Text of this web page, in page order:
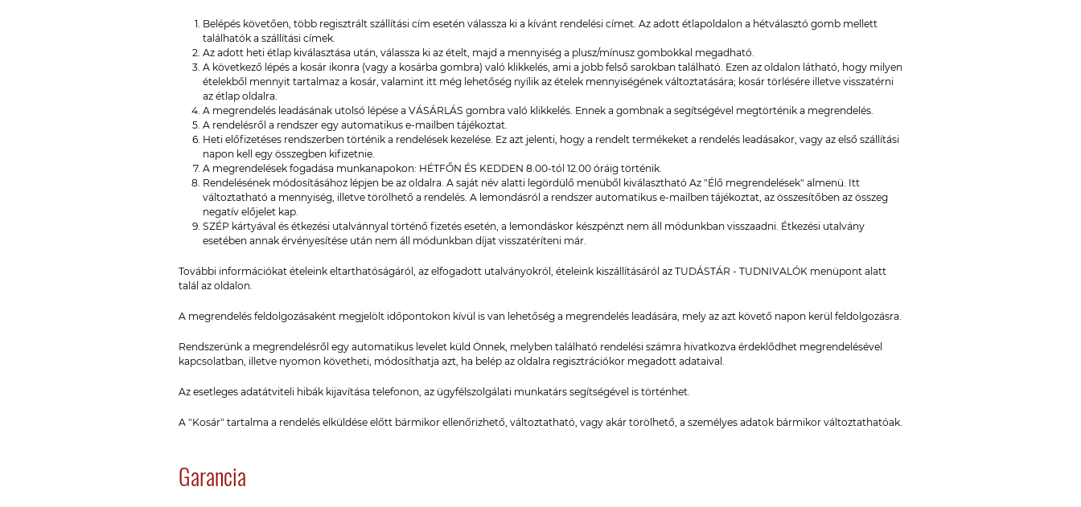
Belépés követően, több regisztrált szállítási cím esetén válassza ki a kívánt rendelési címet. Az adott étlapoldalon a hétválasztó gomb mellett
találhatók a szállítási címek.
Az adott heti étlap kiválasztása után, válassza ki az ételt, majd a mennyiség a plusz/mínusz gombokkal megadható.
A következő lépés a kosár ikonra (vagy a kosárba gombra) való klikkelés, ami a jobb felső sarokban található. Ezen az oldalon látható, hogy milyen
ételekből mennyit tartalmaz a kosár, valamint itt még lehetőség nyílik az ételek mennyiségének változtatására; kosár törlésére illetve visszatérni
az étlap oldalra.
A megrendelés leadásának utolsó lépése a VÁSÁRLÁS gombra való klikkelés. Ennek a gombnak a segítségével megtörténik a megrendelés.
A rendelésről a rendszer egy automatikus e-mailben tájékoztat.
Heti előfizetéses rendszerben történik a rendelések kezelése. Ez azt jelenti, hogy a rendelt termékeket a rendelés leadásakor, vagy az első szállítási
napon kell egy összegben kifizetnie.
A megrendelések fogadása munkanapokon: HÉTFŐN ÉS KEDDEN 8.00-tól 12.00 óráig történik.
Rendelésének módosításához lépjen be az oldalra. A saját név alatti legördülő menüből kiválasztható Az "Élő megrendelések" almenü. Itt
változtatható a mennyiség, illetve törölhető a rendelés. A lemondásról a rendszer automatikus e-mailben tájékoztat, az összesítőben az összeg
negatív előjelet kap.
SZÉP kártyával és étkezési utalvánnyal történő fizetés esetén, a lemondáskor készpénzt nem áll módunkban visszaadni. Étkezési utalvány
esetében annak érvényesítése után nem áll módunkban díjat visszatéríteni már.
További információkat ételeink eltarthatóságáról, az elfogadott utalványokról, ételeink kiszállításáról az TUDÁSTÁR - TUDNIVALÓK menüpont alatt
talál az oldalon.
A megrendelés feldolgozásaként megjelölt időpontokon kívül is van lehetőség a megrendelés leadására, mely az azt követő napon kerül feldolgozásra.
Rendszerünk a megrendelésről egy automatikus levelet küld Önnek, melyben található rendelési számra hivatkozva érdeklődhet megrendelésével
kapcsolatban, illetve nyomon követheti, módosíthatja azt, ha belép az oldalra regisztrációkor megadott adataival.
Az esetleges adatátviteli hibák kijavítása telefonon, az ügyfélszolgálati munkatárs segítségével is történhet.
A "Kosár" tartalma a rendelés elküldése előtt bármikor ellenőrizhető, változtatható, vagy akár törölhető, a személyes adatok bármikor változtathatóak.
Garancia